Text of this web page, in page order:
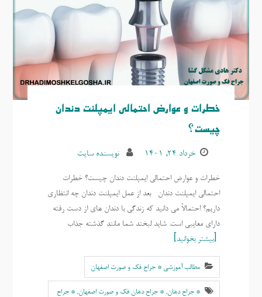
خطرات و عوارض احتمالی ایمپلنت دندان
چیست؟
خرداد ۲۴, ۱۴۰۱ نویسنده سایت
خطرات و عوارض احتمالی ایمپلنت دندان چیست؟ خطرات
احتمالی ایمپلنت دندان بعد از عمل ایمپلنت دندان چه انتظاری
داریم؟ احتمالاً می دانید که زندگی با دندان های از دست رفته
دارای معایبی است. شاید لبخند شما مانند گذشته جذاب
بیشتر بخوانید
مطالب آموزشی * جراح فک و صورت اصفهان
* جراح دهان, * جراح دهان فک و صورت اصفهان, * جراح